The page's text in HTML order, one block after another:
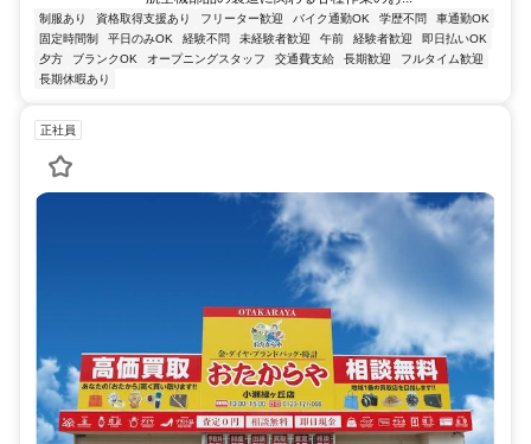
制服あり 資格取得支援あり フリーター歓迎 バイク通勤OK 学歴不問
車通勤OK
固定時間制
平日のみOK 経験不問 未経験者歓迎 午前 経験者歓迎
即日払いOK
夕方
ブランクOK オープニングスタッフ 交通費支給 長期歓迎
フルタイム歓迎
長期休暇あり
正社員